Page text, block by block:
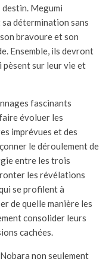
destin. Megumi
détermination sans
bravoure et son
Ensemble, ils devront
pèsent sur leur vie et
fascinants
évoluer les
imprévues et des
le déroulement de
entre les trois
les révélations
se profilent à
de quelle manière les
consolider leurs
cachées.
non seulement